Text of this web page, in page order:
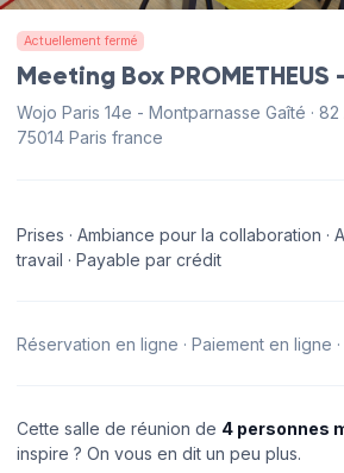
Actuellement fermé
Meeting Box PROMETHEUS
Wojo Paris 14e - Montparnasse Gaîté ·
75014 Paris france
Prises · Ambiance pour la collaboration ·
travail · Payable par crédit
Réservation en ligne · Paiement en ligne
Cette salle de réunion de 4 personnes
inspire ? On vous en dit un peu plus.